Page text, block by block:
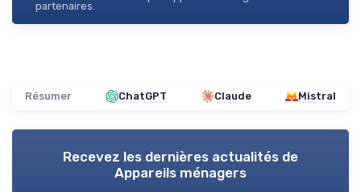
partenaires.
Résumer ChatGPT Claude Mistral
Recevez les dernières actualités de
Appareils ménagers